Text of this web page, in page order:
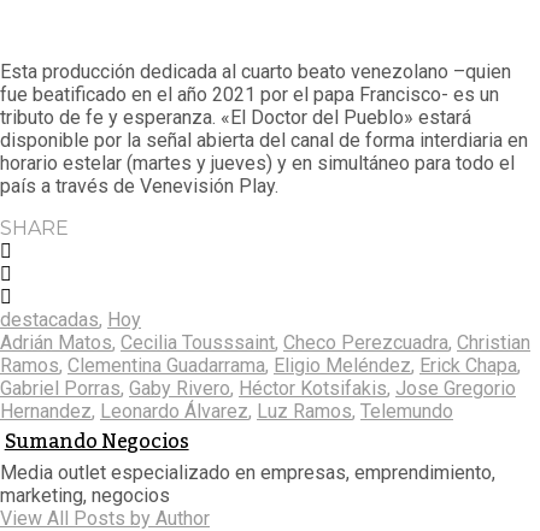
Esta producción dedicada al cuarto beato venezolano –quien
fue beatificado en el año 2021 por el papa Francisco- es un
tributo de fe y esperanza. «El Doctor del Pueblo» estará
disponible por la señal abierta del canal de forma interdiaria en
horario estelar (martes y jueves) y en simultáneo para todo el
país a través de Venevisión Play.
SHARE
destacadas, Hoy
Adrián Matos, Cecilia Tousssaint, Checo Perezcuadra, Christian
Ramos, Clementina Guadarrama, Eligio Meléndez, Erick Chapa,
Gabriel Porras, Gaby Rivero, Héctor Kotsifakis, Jose Gregorio
Hernandez, Leonardo Álvarez, Luz Ramos, Telemundo
Sumando Negocios
Media outlet especializado en empresas, emprendimiento,
marketing, negocios
View All Posts by Author